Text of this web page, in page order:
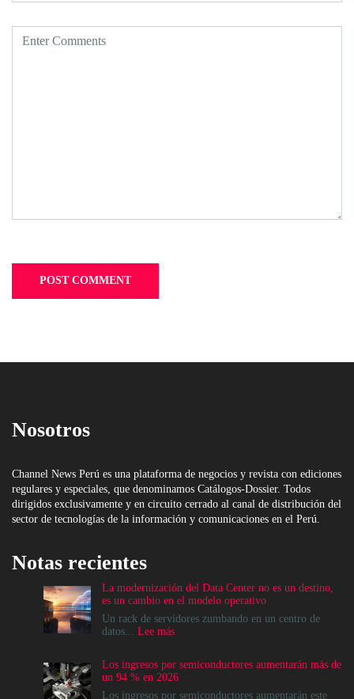
Nosotros
Channel News Perú es una plataforma de negocios y revista con ediciones
regulares y especiales, que denominamos Catálogos-Dossier. Todos
dirigidos exclusivamente y en circuito cerrado al canal de distribución del
sector de tecnologías de la información y comunicaciones en el Perú.
Notas recientes
La modernización del Data Center no es un destino,
es un cambio en el modelo operativo
Un rack de servidores zumbando en un centro de
datos... Lee más:
del
Data
Center
Los ingresos por semiconductores aumentarán más de
un 94 % en 2026
Los ingresos por semiconductores aumentarán este